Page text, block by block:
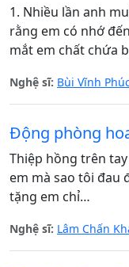
1. Nhiều lần anh
rằng em có nhớ
mắt em chất chứa
Nghệ sĩ: Bùi Vĩnh
Động phòng
Thiệp hồng trên
em mà sao tôi đau
tặng em chỉ…
Nghệ sĩ: Lâm Chấn